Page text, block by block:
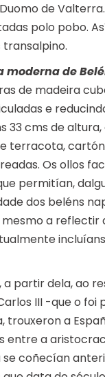
de
polo pobo.
de
de madeira
e
33 cms de
terracota,
Os ollos
permitían,
dos beléns
a reflectir
partir dela, ao
III -que o
trouxeron a
entre a
coñecían